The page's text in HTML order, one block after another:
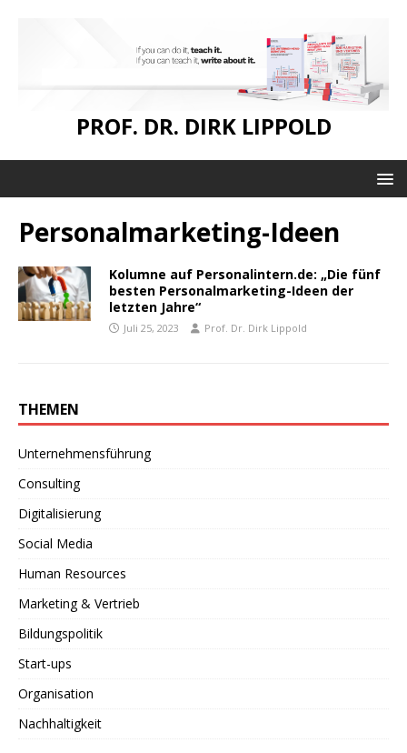
PROF. DR. DIRK LIPPOLD
Personalmarketing-Ideen
Kolumne auf Personalintern.de: „Die fünf
besten Personalmarketing-Ideen der
letzten Jahre“
Juli 25, 2023 Prof. Dr. Dirk Lippold
THEMEN
Unternehmensführung
Consulting
Digitalisierung
Social Media
Human Resources
Marketing & Vertrieb
Bildungspolitik
Start-ups
Organisation
Nachhaltigkeit